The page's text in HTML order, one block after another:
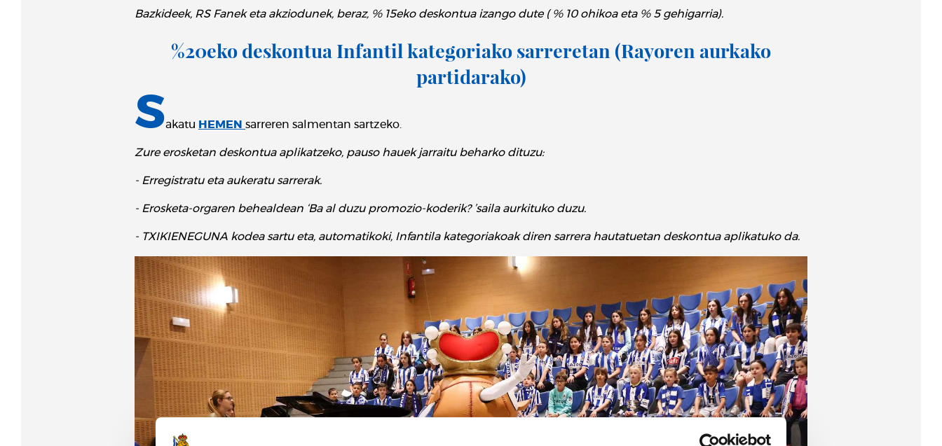
Bazkideek, RS Fanek eta akziodunek, beraz, % 15eko deskontua izango dute ( % 10 ohikoa eta % 5 gehigarria).
%20eko deskontua Infantil kategoriako sarreretan (Rayoren aurkako
partidarako)
Sakatu HEMEN sarreren salmentan sartzeko.
Zure erosketan deskontua aplikatzeko, pauso hauek jarraitu beharko dituzu:
- Erregistratu eta aukeratu sarrerak.
- Erosketa-orgaren behealdean ‘Ba al duzu promozio-koderik? ’saila aurkituko duzu.
- TXIKIENEGUNA kodea sartu eta, automatikoki, Infantila kategoriakoak diren sarrera hautatuetan deskontua aplikatuko da.